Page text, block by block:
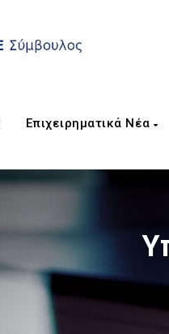
Επιχειρηματικά Νέα